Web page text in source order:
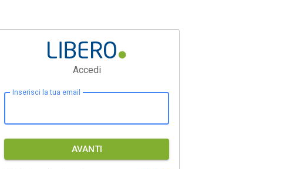
Accedi
Inserisci la tua email
AVANTI